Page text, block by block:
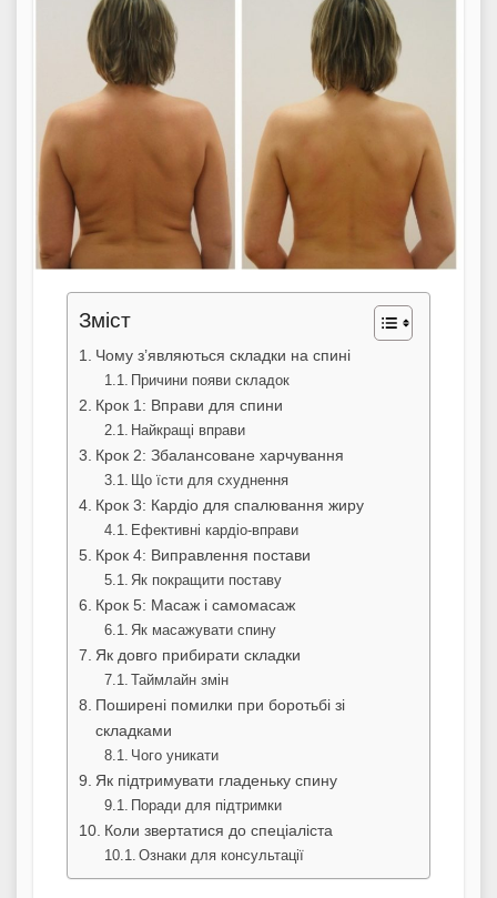
Зміст
Чому з’являються складки на спині
Причини появи складок
Крок 1: Вправи для спини
Найкращі вправи
Крок 2: Збалансоване харчування
Що їсти для схуднення
Крок 3: Кардіо для спалювання жиру
Ефективні кардіо-вправи
Крок 4: Виправлення постави
Як покращити поставу
Крок 5: Масаж і самомасаж
Як масажувати спину
Як довго прибирати складки
Таймлайн змін
Поширені помилки при боротьбі зі
складками
Чого уникати
Як підтримувати гладеньку спину
Поради для підтримки
Коли звертатися до спеціаліста
Ознаки для консультації